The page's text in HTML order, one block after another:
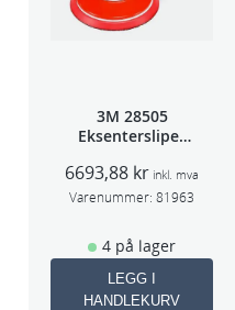
3M 28505
Eksentersliper
2,5mm slag
75mm
6693,88 kr inkl. mva
Varenummer: 81963
4 på lager
LEGG I
HANDLEKURV